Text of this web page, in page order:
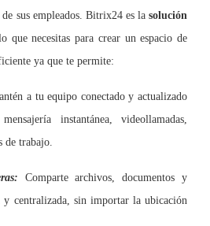
sus empleados. Bitrix24 es la solución
que necesitas para crear un espacio de
ya que te permite:
a tu equipo conectado y actualizado
instantánea, videollamadas,
de trabajo.
Comparte archivos, documentos y
y centralizada, sin importar la ubicación